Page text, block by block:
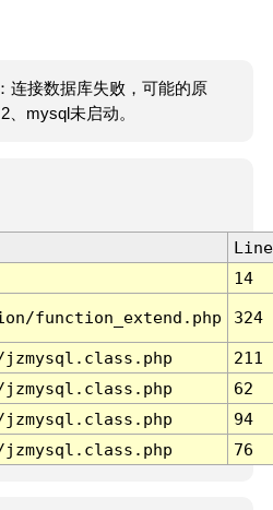
连接数据库失败，可能的原
、mysql未启动。
Line
14
function_extend.php 324
211
62
94
76